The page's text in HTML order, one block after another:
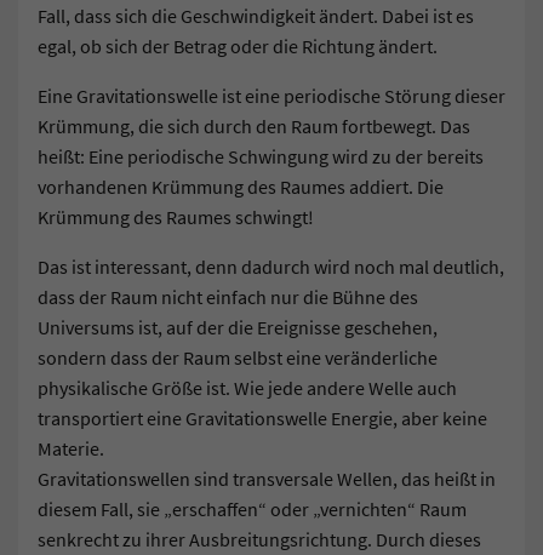
Fall, dass sich die Geschwindigkeit ändert. Dabei ist es
egal, ob sich der Betrag oder die Richtung ändert.
Eine Gravitationswelle ist eine periodische Störung dieser
Krümmung, die sich durch den Raum fortbewegt. Das
heißt: Eine periodische Schwingung wird zu der bereits
vorhandenen Krümmung des Raumes addiert. Die
Krümmung des Raumes schwingt!
Das ist interessant, denn dadurch wird noch mal deutlich,
dass der Raum nicht einfach nur die Bühne des
Universums ist, auf der die Ereignisse geschehen,
sondern dass der Raum selbst eine veränderliche
physikalische Größe ist. Wie jede andere Welle auch
transportiert eine Gravitationswelle Energie, aber keine
Materie.
Gravitationswellen sind transversale Wellen, das heißt in
diesem Fall, sie „erschaffen“ oder „vernichten“ Raum
senkrecht zu ihrer Ausbreitungsrichtung. Durch dieses